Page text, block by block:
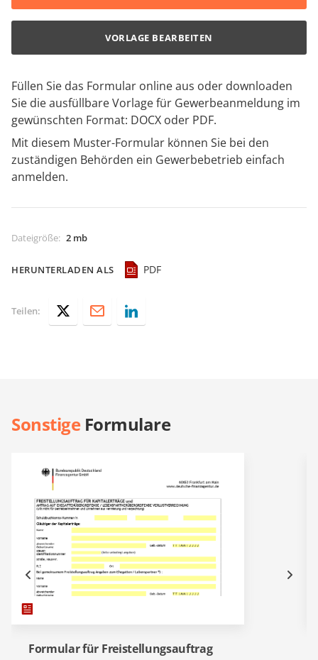
Füllen Sie das Formular online aus oder downloaden
Sie die ausfüllbare Vorlage für Gewerbeanmeldung im
gewünschten Format: DOCX oder PDF.
Mit diesem Muster-Formular können Sie bei den
zuständigen Behörden ein Gewerbebetrieb einfach
anmelden.
Dateigröße: 2 mb
HERUNTERLADEN ALS PDF
VORLAGE BEARBEITEN
Teilen:
SonstigeFormulare
Formular für Freistellungsauftrag